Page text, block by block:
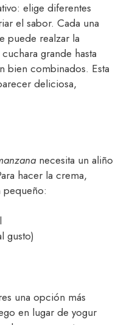
elige diferentes
el sabor. Cada una
puede realzar la
grande hasta
bien combinados. Esta
deliciosa,
necesita un aliño
hacer la crema,
pequeño:
gusto)
una opción más
en lugar de yogur